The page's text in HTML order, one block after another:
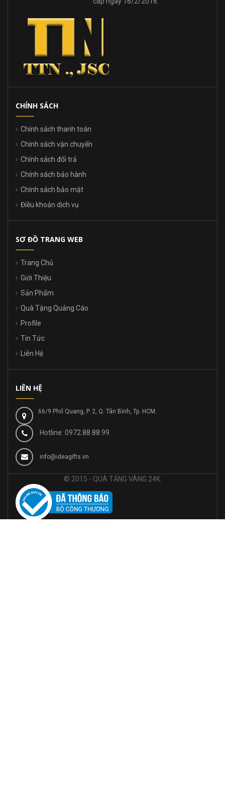
CHÍNH SÁCH
Chính sách thanh toán
Chính sách vận chuyển
Chính sách đổi trả
Chính sách bảo hành
Chính sách bảo mật
Điều khoản dịch vụ
SƠ ĐỒ TRANG WEB
Trang Chủ
Giới Thiệu
Sản Phẩm
Quà Tặng Quảng Cáo
Profile
Tin Tức
Liên Hệ
LIÊN HỆ
66/9 Phổ Quang, P. 2, Q. Tân Bình, Tp. HCM.
Hotline: 0972.88.88.99
info@ideagifts.vn
© 2015 - QUÀ TẶNG VÀNG 24K.